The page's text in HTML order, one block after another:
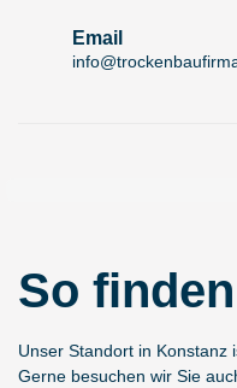
Email
So
Unser Standort in Konstanz
Gerne besuchen wir Sie